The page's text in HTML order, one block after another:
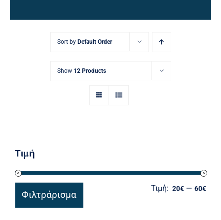
Sort by Default Order
Show 12 Products
Τιμή
τιμή
τιμή
Φιλτράρισμα
Τιμή: 20€ —60€